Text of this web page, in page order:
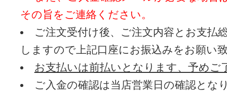
その旨をご連絡ください。
ご注文受付け後、ご注文内容とお支払
しますので上記口座にお振込みをお願い
お支払いは前払いとなります、予めご
ご入金の確認は当店営業日の確認とな